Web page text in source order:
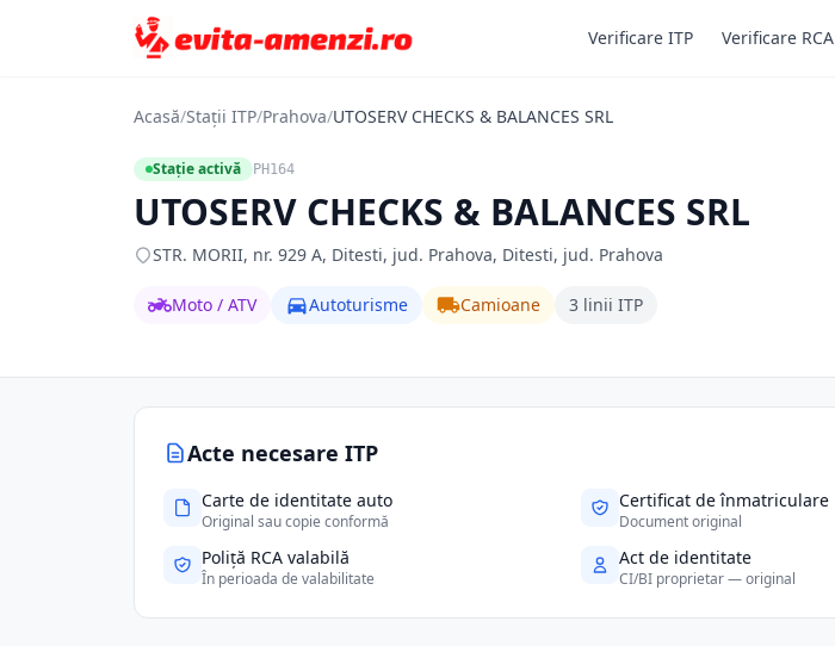
Verificare ITP Verificare RCA
Acasă/Stații ITP/Prahova/UTOSERV CHECKS & BALANCES SRL
Stație activă PH164
UTOSERV CHECKS & BALANCES SRL
STR. MORII, nr. 929 A, Ditesti, jud. Prahova, Ditesti, jud. Prahova
Moto / ATV Autoturisme Camioane 3 linii ITP
Acte necesare ITP
Carte de identitate auto
Original sau copie conformă
Certificat de înmatriculare
Document original
Poliță RCA valabilă
În perioada de valabilitate
Act de identitate
CI/BI proprietar — original